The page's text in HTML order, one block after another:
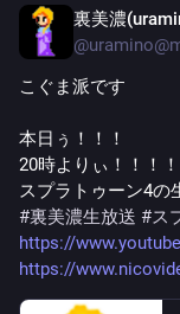
裏美濃
@
こぐま派です
本日ぅ！！！
20時よりぃ！！！！
スプラトゥーン4の
#裏美濃生放送 #ス
https://
https://